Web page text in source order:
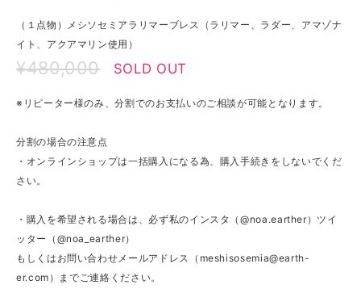
（１点物）メシソセミアラリマーブレス（ラリマー、ラダー、アマゾナ
イト、アクアマリン使用）
¥480,000 SOLD OUT
※リピーター様のみ、分割でのお支払いのご相談が可能となります。
分割の場合の注意点
・オンラインショップは一括購入になる為、購入手続きをしないでくだ
さい。
・購入を希望される場合は、必ず私のインスタ（@noa.earther）ツイ
ッター（@noa_earther）
もしくはお問い合わせメールアドレス（ meshisosemia@earth-
er.com ）までご連絡ください。